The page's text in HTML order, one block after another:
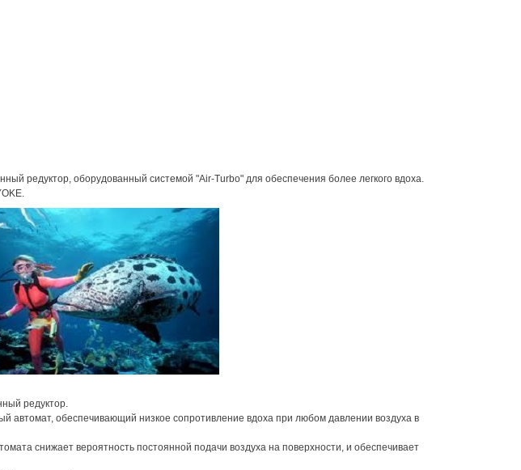
редуктор, оборудованный системой "Air-Turbo" для обеспечения более легкого вдоха.
редуктор.
автомат, обеспечивающий низкое сопротивление вдоха при любом давлении воздуха в
снижает вероятность постоянной подачи воздуха на поверхности, и обеспечивает